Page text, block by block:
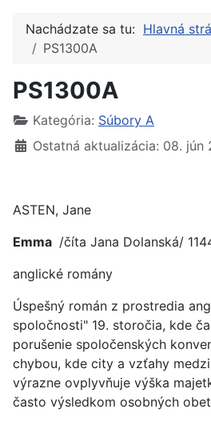
Nachádzate sa tu: Hlavná
PS1300A
PS1300A
Kategória: Súbory A
Ostatná aktualizácia: 08. jún
ASTEN, Jane
Emma /číta Jana Dolanská/
anglické romány
Úspešný román z prostredia
spoločnosti" 19. storočia, kde
porušenie spoločenských
chybou, kde city a vzťahy
výrazne ovplyvňuje výška
často výsledkom osobných